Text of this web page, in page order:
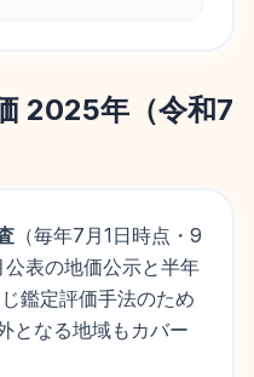
2025年（令和7
（毎年7月1日時点・9
表の地価公示と半年
鑑定評価手法のため
となる地域もカバー